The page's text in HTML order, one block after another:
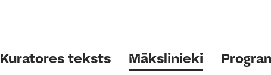
Kuratores teksts Mākslinieki